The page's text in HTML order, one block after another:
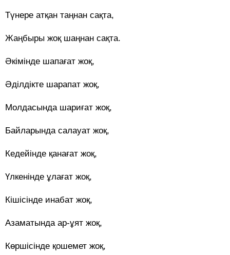
Түнере атқан таңнан сақта,
Жаңбыры жоқ шаңнан сақта.
Әкімінде шапағат жоқ,
Әділдікте шарапат жоқ,
Молдасында шариғат жоқ,
Байларында салауат жоқ,
Кедейінде қанағат жоқ,
Үлкенінде ұлағат жоқ,
Кішісінде инабат жоқ,
Азаматында ар-ұят жоқ,
Көршісінде қошемет жоқ,